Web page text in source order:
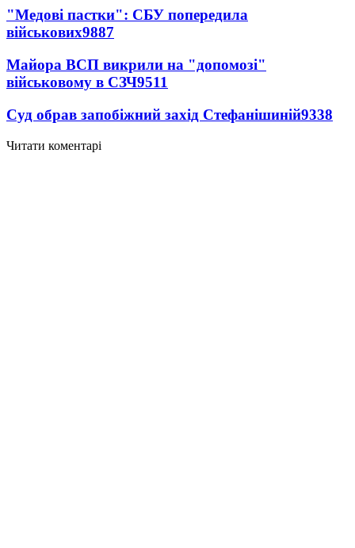
"Медові пастки": СБУ попередила
військових9887
Майора ВСП викрили на "допомозі"
військовому в СЗЧ9511
Суд обрав запобіжний захід Стефанішиній9338
Читати коментарі